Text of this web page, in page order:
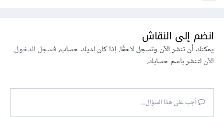
انضم إلى النقاش
يمكنك أن تنشر الآن وتسجل لاحقًا. إذا كان لديك حساب،فسجل الدخول
الآنلتنشر باسم حسابك.
أجب على هذا السؤال...